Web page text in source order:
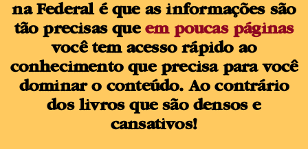
na Federal é que as informações são
tão precisas que em poucas páginas
você tem acesso rápido ao
conhecimento que precisa para você
dominar o conteúdo. Ao contrário
dos livros que são densos e
cansativos!